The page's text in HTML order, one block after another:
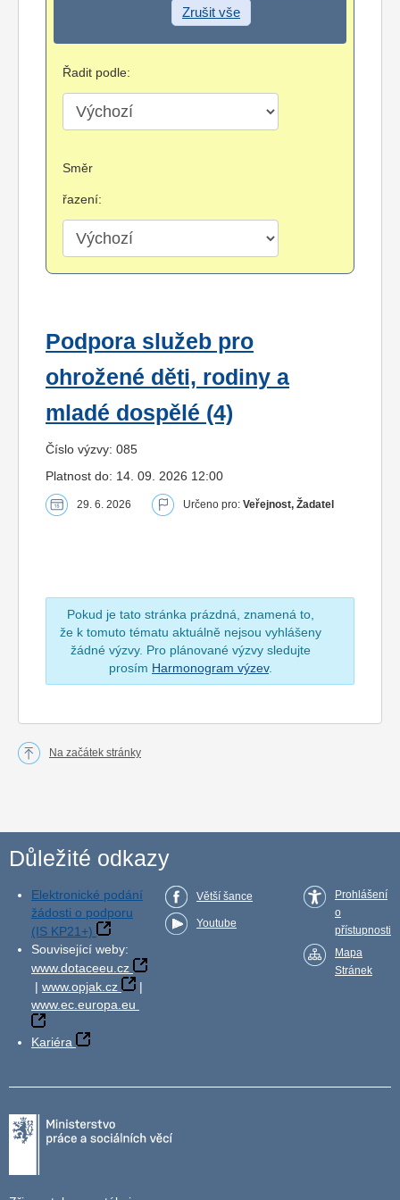
Zrušit vše
Řadit podle:
Směr
řazení:
Podpora služeb pro
ohrožené děti, rodiny a
mladé dospělé (4)
Číslo výzvy: 085
Platnost do: 14. 09. 2026 12:00
29. 6. 2026 Určeno pro: Veřejnost, Žadatel
Pokud je tato stránka prázdná, znamená to,
že k tomuto tématu aktuálně nejsou vyhlášeny
žádné výzvy. Pro plánované výzvy sledujte
prosím Harmonogram výzev.
Na začátek stránky
Důležité odkazy
Elektronické podání
žádosti o podporu
(IS KP21+)
Související weby:
www.dotaceeu.cz
| www.opjak.cz
|
www.ec.europa.eu
Kariéra
Větší šance
Youtube
Prohlášení
o
přístupnosti
Mapa
Stránek